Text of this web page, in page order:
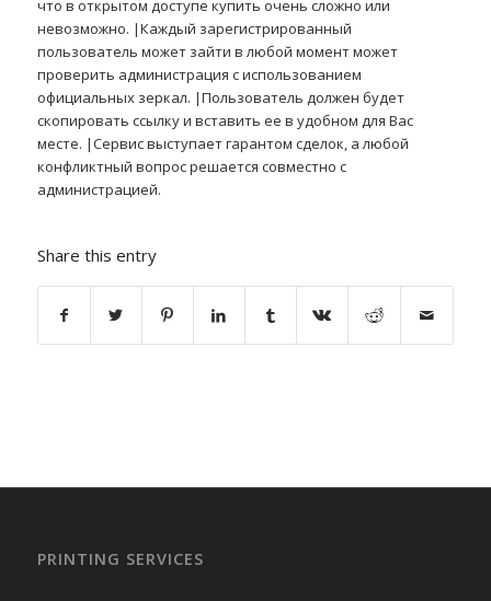
что в открытом доступе купить очень сложно или
невозможно. |Каждый зарегистрированный
пользователь может зайти в любой момент может
проверить администрация с использованием
официальных зеркал. |Пользователь должен будет
скопировать ссылку и вставить ее в удобном для Вас
месте. |Сервис выступает гарантом сделок, а любой
конфликтный вопрос решается совместно с
администрацией.
Share this entry
PRINTING SERVICES